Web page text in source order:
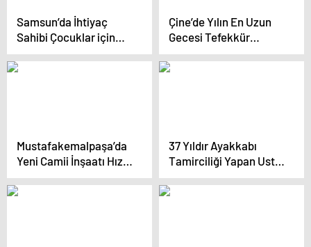
Samsun’da İhtiyaç
Sahibi Çocuklar için
Hamsi Şenliği
Düzenlendi
Çine’de Yılın En Uzun
Gecesi Tefekkür
Programı Düzenlendi
Mustafakemalpaşa’da
Yeni Camii İnşaatı Hızla
İlerliyor
37 Yıldır Ayakkabı
Tamirciliği Yapan Usta,
Mesleğini Çocuklarına
Devrediyor